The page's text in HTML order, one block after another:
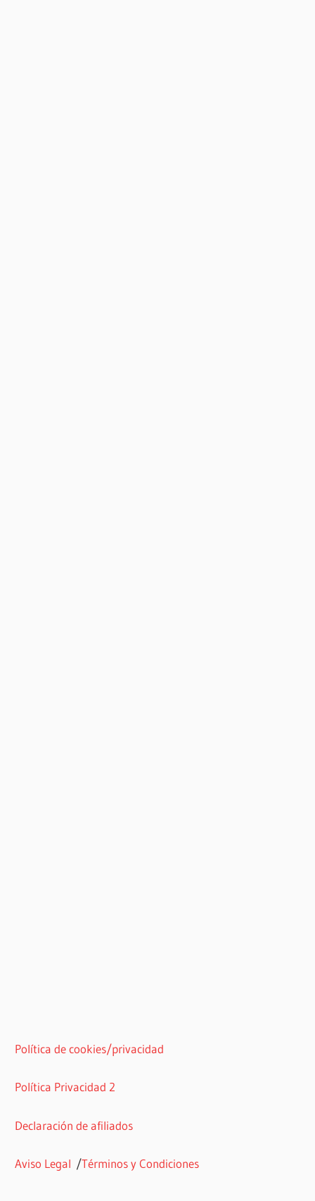
Política de cookies/privacidad
Política Privacidad 2
Declaración de afiliados
Aviso Legal /Términos y Condiciones